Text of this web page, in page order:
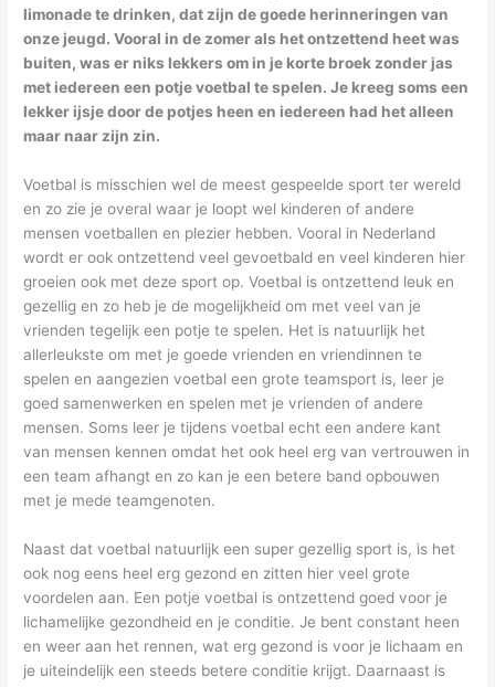
limonade te drinken, dat zijn de goede herinneringen van
onze jeugd. Vooral in de zomer als het ontzettend heet was
buiten, was er niks lekkers om in je korte broek zonder jas
met iedereen een potje voetbal te spelen. Je kreeg soms een
lekker ijsje door de potjes heen en iedereen had het alleen
maar naar zijn zin.
Voetbal is misschien wel de meest gespeelde sport ter wereld
en zo zie je overal waar je loopt wel kinderen of andere
mensen voetballen en plezier hebben. Vooral in Nederland
wordt er ook ontzettend veel gevoetbald en veel kinderen hier
groeien ook met deze sport op. Voetbal is ontzettend leuk en
gezellig en zo heb je de mogelijkheid om met veel van je
vrienden tegelijk een potje te spelen. Het is natuurlijk het
allerleukste om met je goede vrienden en vriendinnen te
spelen en aangezien voetbal een grote teamsport is, leer je
goed samenwerken en spelen met je vrienden of andere
mensen. Soms leer je tijdens voetbal echt een andere kant
van mensen kennen omdat het ook heel erg van vertrouwen in
een team afhangt en zo kan je een betere band opbouwen
met je mede teamgenoten.
Naast dat voetbal natuurlijk een super gezellig sport is, is het
ook nog eens heel erg gezond en zitten hier veel grote
voordelen aan. Een potje voetbal is ontzettend goed voor je
lichamelijke gezondheid en je conditie. Je bent constant heen
en weer aan het rennen, wat erg gezond is voor je lichaam en
je uiteindelijk een steeds betere conditie krijgt. Daarnaast is